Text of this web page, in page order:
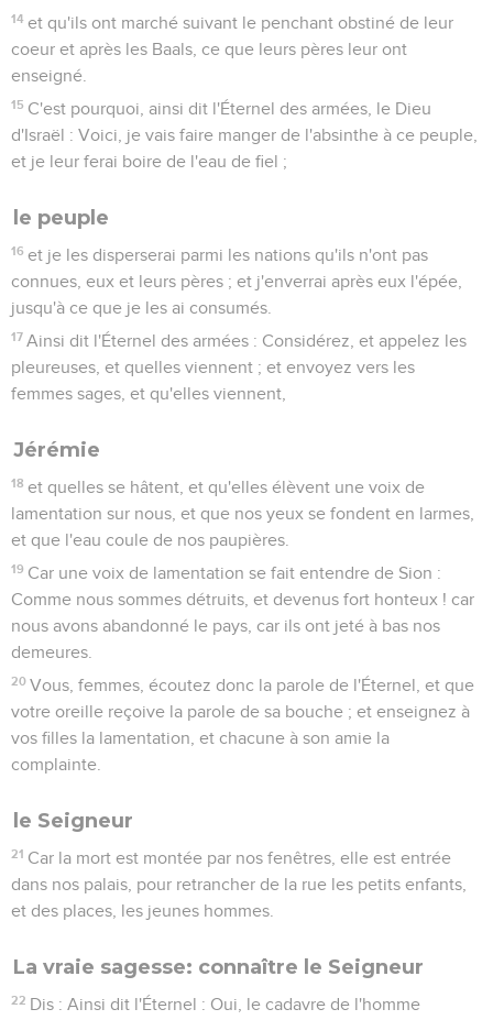
14 et qu'ils ont marché suivant le penchant obstiné de leur
coeur et après les Baals, ce que leurs pères leur ont
enseigné.
15 C'est pourquoi, ainsi dit l'Éternel des armées, le Dieu
d'Israël : Voici, je vais faire manger de l'absinthe à ce peuple,
et je leur ferai boire de l'eau de fiel ;
le peuple
16 et je les disperserai parmi les nations qu'ils n'ont pas
connues, eux et leurs pères ; et j'enverrai après eux l'épée,
jusqu'à ce que je les ai consumés.
17 Ainsi dit l'Éternel des armées : Considérez, et appelez les
pleureuses, et quelles viennent ; et envoyez vers les
femmes sages, et qu'elles viennent,
Jérémie
18 et quelles se hâtent, et qu'elles élèvent une voix de
lamentation sur nous, et que nos yeux se fondent en larmes,
et que l'eau coule de nos paupières.
19 Car une voix de lamentation se fait entendre de Sion :
Comme nous sommes détruits, et devenus fort honteux ! car
nous avons abandonné le pays, car ils ont jeté à bas nos
demeures.
20 Vous, femmes, écoutez donc la parole de l'Éternel, et que
votre oreille reçoive la parole de sa bouche ; et enseignez à
vos filles la lamentation, et chacune à son amie la
complainte.
le Seigneur
21 Car la mort est montée par nos fenêtres, elle est entrée
dans nos palais, pour retrancher de la rue les petits enfants,
et des places, les jeunes hommes.
La vraie sagesse: connaître le Seigneur
22 Dis : Ainsi dit l'Éternel : Oui, le cadavre de l'homme